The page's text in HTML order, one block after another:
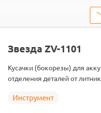
Звезда ZV-1101
Кусачки (бокорезы) для
отделения деталей от
Инструмент